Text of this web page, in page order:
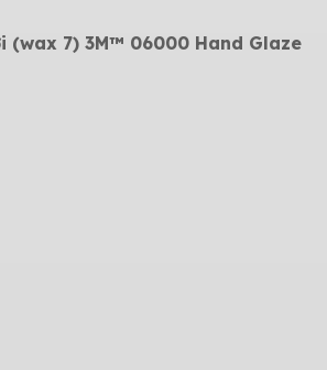
(wax 7) 3M™ 06000 Hand Glaze